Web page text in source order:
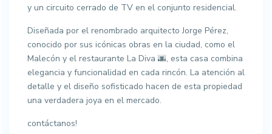
y un circuito cerrado de TV en el conjunto residencial.
Diseñada por el renombrado arquitecto Jorge Pérez,
conocido por sus icónicas obras en la ciudad, como el
Malecón y el restaurante La Diva 🌆, esta casa combina
elegancia y funcionalidad en cada rincón. La atención al
detalle y el diseño sofisticado hacen de esta propiedad
una verdadera joya en el mercado.
contáctanos!